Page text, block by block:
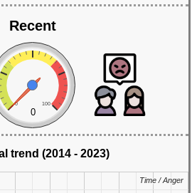
Recent
0 100
0
trend (2014 - 2023)
Time / Anger
Time / Anger